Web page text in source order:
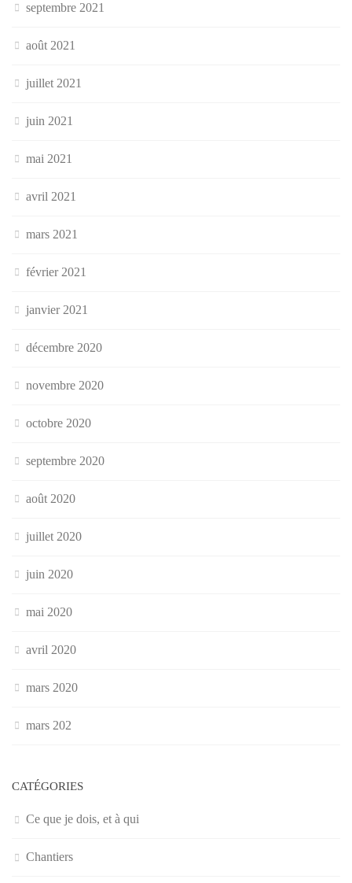
septembre 2021
août 2021
juillet 2021
juin 2021
mai 2021
avril 2021
mars 2021
février 2021
janvier 2021
décembre 2020
novembre 2020
octobre 2020
septembre 2020
août 2020
juillet 2020
juin 2020
mai 2020
avril 2020
mars 2020
mars 202
CATÉGORIES
Ce que je dois, et à qui
Chantiers